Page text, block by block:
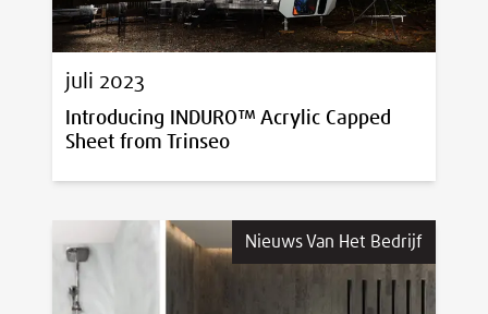
juli 2023
Introducing INDURO™ Acrylic Capped
Sheet from Trinseo
Nieuws Van Het Bedrijf